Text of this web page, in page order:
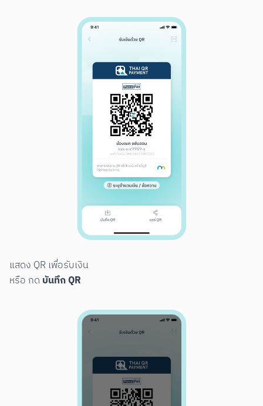
แสดง QR เพื่อรับเงิน
หรือ กด บันทึก QR